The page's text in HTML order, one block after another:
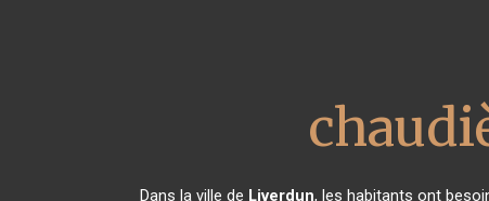
Dans la ville de Liverdun, les habitants ont